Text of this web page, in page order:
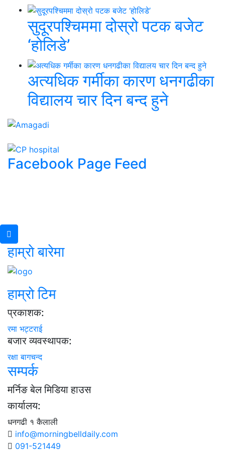
सुदूरपश्चिममा दोस्रो पटक बजेट
‘होलिडे’
अत्यधिक गर्मीका कारण धनगढीका
विद्यालय चार दिन बन्द हुने
Facebook Page Feed
हाम्राे बारेमा
हाम्राे टिम
प्रकाशक:
रमा भट्टराई
बजार व्यवस्थापक:
रक्षा बागचन्द
सम्पर्क
मर्निङ बेल मिडिया हाउस
कार्यालय:
धनगढी १ कैलाली
info@morningbelldaily.com
091-521449